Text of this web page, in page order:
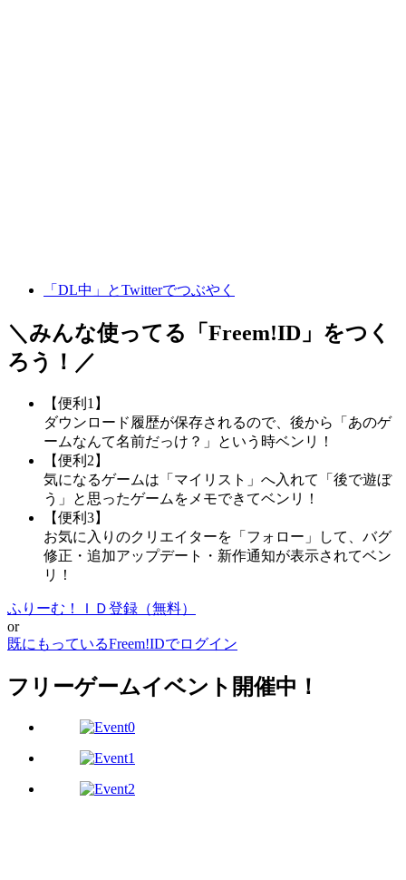
「DL中」とTwitterでつぶやく
＼みんな使ってる「 Freem!ID 」をつく
ろう！／
【便利1】
ダウンロード履歴が保存されるので、後から「あのゲ
ームなんて名前だっけ？」という時ベンリ！
【便利2】
気になるゲームは「マイリスト」へ入れて「後で遊ぼ
う」と思ったゲームをメモできてベンリ！
【便利3】
お気に入りのクリエイターを「フォロー」して、バグ
修正・追加アップデート・新作通知が表示されてベン
リ！
ふりーむ！ＩＤ登録（無料）
or
既にもっているFreem!IDでログイン
フリーゲームイベント開催中！